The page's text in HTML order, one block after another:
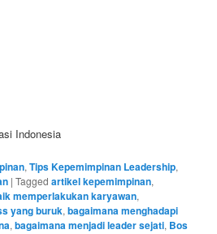
Indonesia
,Tips Kepemimpinan Leadership,
|Tagged artikel kepemimpinan,
memperlakukan karyawan,
yang buruk,bagaimana menghadapi
,bagaimana menjadi leader sejati, Bos